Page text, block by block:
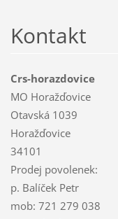
Kontakt
Crs-horazdovice
MO Horažďovice
Otavská 1039
Horažďovice
34101
Prodej povolenek:
p. Balíček Petr
mob: 721 279 038